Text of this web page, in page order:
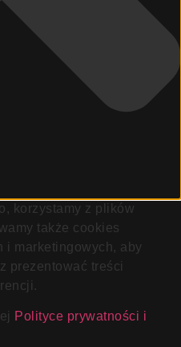
korzystamy z plików
także cookies
i marketingowych, aby
prezentować treści
Polityce prywatności i